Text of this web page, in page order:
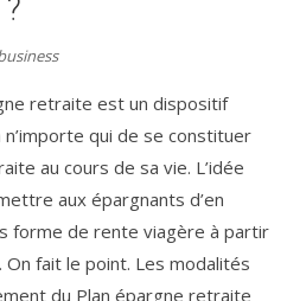
retraite est un dispositif
qui de se constituer
au cours de sa vie. L’idée
aux épargnants d’en
forme de rente viagère à partir
fait le point. Les modalités
du Plan épargne retraite